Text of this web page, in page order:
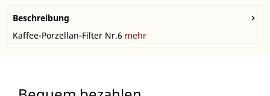
Beschreibung
Kaffee-Porzellan-Filter Nr.6 mehr